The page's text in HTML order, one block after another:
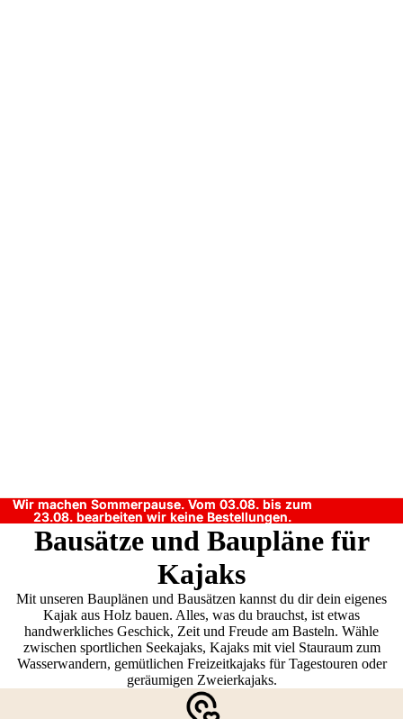
Wir machen Sommerpause. Vom 03.08. bis zum
23.08. bearbeiten wir keine Bestellungen.
Wir machen Sommerpause. Vom 03.08. bis zum
23.08. bearbeiten wir keine Bestellungen.
Bausätze und Baupläne für
Kajaks
Mit unseren Bauplänen und Bausätzen kannst du dir dein eigenes
Kajak aus Holz bauen. Alles, was du brauchst, ist etwas
handwerkliches Geschick, Zeit und Freude am Basteln. Wähle
zwischen sportlichen Seekajaks, Kajaks mit viel Stauraum zum
Wasserwandern, gemütlichen Freizeitkajaks für Tagestouren oder
geräumigen Zweierkajaks.